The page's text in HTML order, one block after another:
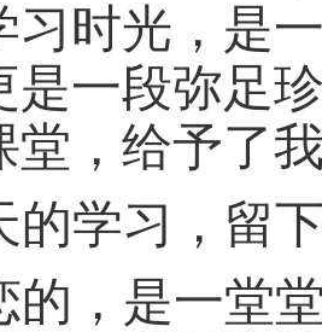
习时光，是
是一段弥足
堂，给予了
的学习，留
的，是一堂